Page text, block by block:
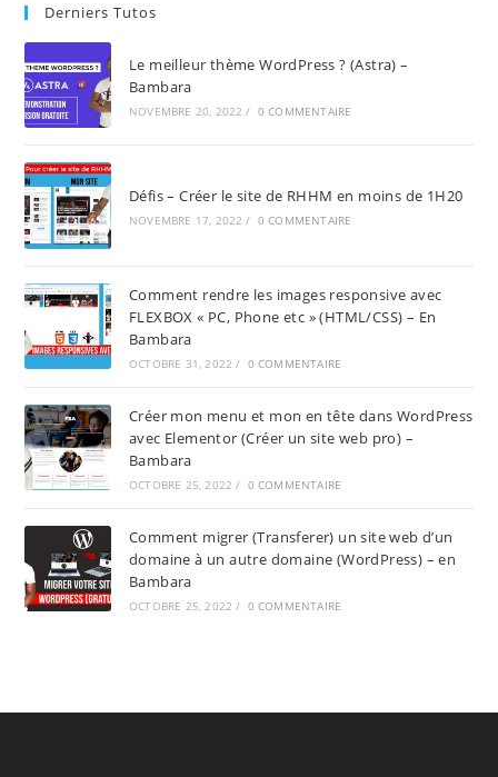
Derniers Tutos
Le meilleur thème WordPress ? (Astra) –
Bambara
NOVEMBRE 20, 2022 / 0 COMMENTAIRE
Défis – Créer le site de RHHM en moins de 1H20
NOVEMBRE 17, 2022 / 0 COMMENTAIRE
Comment rendre les images responsive avec
FLEXBOX « PC, Phone etc » (HTML/CSS) – En
Bambara
OCTOBRE 31, 2022 / 0 COMMENTAIRE
Créer mon menu et mon en tête dans WordPress
avec Elementor (Créer un site web pro) –
Bambara
OCTOBRE 25, 2022 / 0 COMMENTAIRE
Comment migrer (Transferer) un site web d’un
domaine à un autre domaine (WordPress) – en
Bambara
OCTOBRE 25, 2022 / 0 COMMENTAIRE